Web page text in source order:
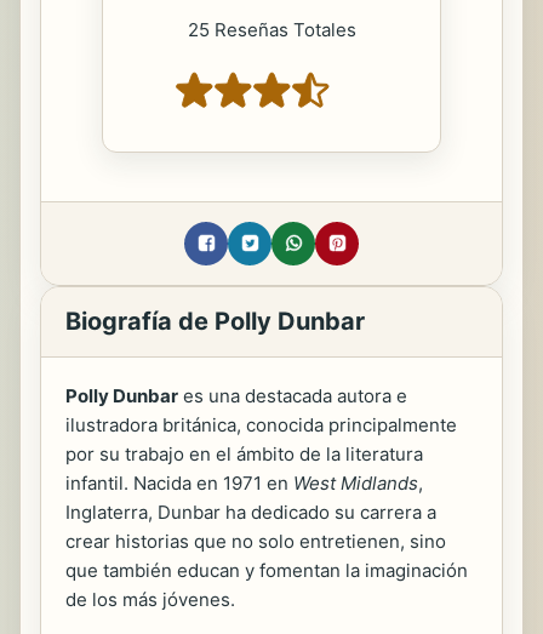
25 Reseñas Totales
Biografía de Polly Dunbar
Polly Dunbar es una destacada autora e
ilustradora británica, conocida principalmente
por su trabajo en el ámbito de la literatura
infantil. Nacida en 1971 en West Midlands,
Inglaterra, Dunbar ha dedicado su carrera a
crear historias que no solo entretienen, sino
que también educan y fomentan la imaginación
de los más jóvenes.